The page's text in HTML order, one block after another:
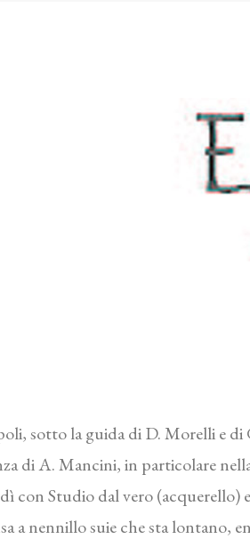
sotto la guida di D. Morelli e di
di A. Mancini, in particolare
con Studio dal vero
a nennillo suie che sta lontano,